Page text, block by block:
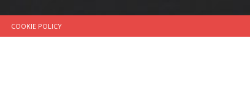
COOKIE POLICY